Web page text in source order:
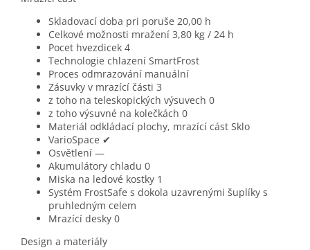
Skladovací doba pri poruše 20,00 h
Celkové možnosti mražení 3,80 kg / 24 h
Pocet hvezdicek 4
Technologie chlazení SmartFrost
Proces odmrazování manuální
Zásuvky v mrazící části 3
z toho na teleskopických výsuvech 0
z toho výsuvné na kolečkách 0
Materiál odkládací plochy, mrazící cást Sklo
VarioSpace ✔
Osvětlení —
Akumulátory chladu 0
Miska na ledové kostky 1
Systém FrostSafe s dokola uzavrenými šuplíky s
pruhledným celem
Mrazící desky 0
Design a materiály